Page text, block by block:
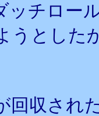
ッチロー
うとした
回収され